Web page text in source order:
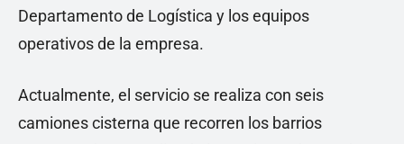
Departamento de Logística y los equipos
operativos de la empresa.
Actualmente, el servicio se realiza con seis
camiones cisterna que recorren los barrios